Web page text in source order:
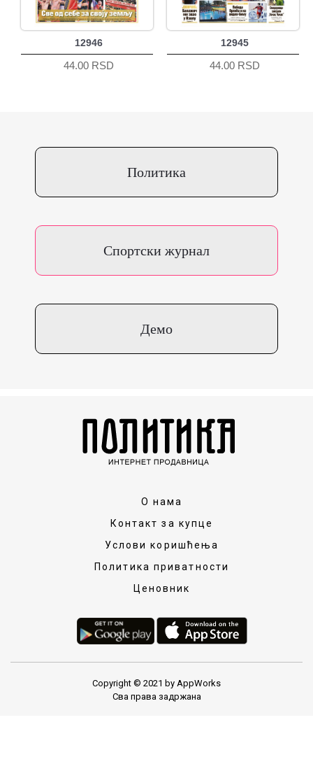
12946
44.00 RSD
12945
44.00 RSD
Политика
Спортски журнал
Демо
О нама
Контакт за купце
Услови коришћења
Политика приватности
Ценовник
Copyright © 2021 by AppWorks
Сва права задржана